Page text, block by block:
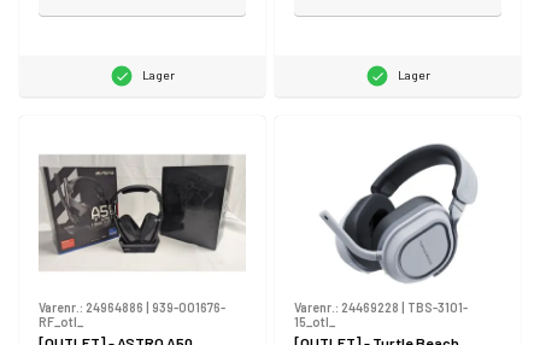
Lager Lager
Varenr.: 24964886
939-001676-
RF_otl_
Varenr.: 24469228
TBS-3101-
15_otl_